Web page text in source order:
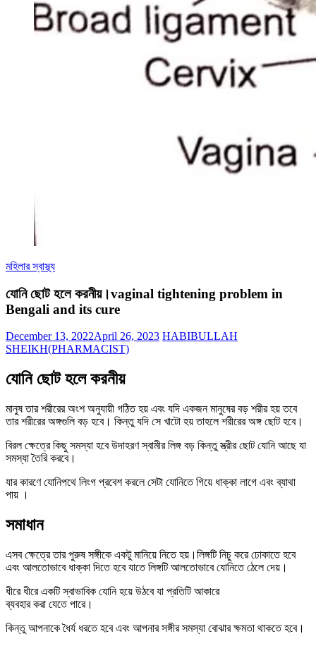
মহিলার স্বাস্থ্য
যোনি ছোট হলে করনীয়।vaginal tightening problem in
Bengali and its cure
December 13, 2022April 26, 2023 HABIBULLAH
SHEIKH(PHARMACIST)
যোনি ছোট হলে করনীয়
মানুষ তার শরীরের অংশ অনুযায়ী গঠিত হয় এবং যদি একজন মানুষের বড় শরীর হয় তবে
তার শরীরের অঙ্গগুলি বড় হবে। কিন্তু যদি সে খাটো হয় তাহলে শরীরের অঙ্গ ছোট হবে।
বিরল ক্ষেত্রে কিছু সমস্যা হবে উদাহরণ স্বামীর লিঙ্গ বড় কিন্তু স্ত্রীর ছোট যোনি আছে যা
সমস্যা তৈরি করবে।
যার কারণে যোনিপথে লিংগ প্রবেশ করলে সেটা যোনিতে গিয়ে ধাক্কা লাগে এবং ব্যাথা
পায় ।
সমাধান
এসব ক্ষেত্রে তার পুরুষ সঙ্গীকে একটু মানিয়ে নিতে হয়।লিঙ্গটি নিচু করে ঢোকাতে হবে
এবং আলতোভাবে ধাক্কা দিতে হবে যাতে লিঙ্গটি আলতোভাবে যোনিতে ঠেলে দেয়।
ধীরে ধীরে একটি স্বাভাবিক যোনি হয়ে উঠবে যা প্রতিটি আকারে
ব্যবহার করা যেতে পারে।
কিন্তু আপনাকে ধৈর্য ধরতে হবে এবং আপনার সঙ্গীর সমস্যা বোঝার ক্ষমতা থাকতে হবে।